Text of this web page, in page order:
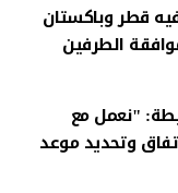
قطر وباكستان
الطرفين
"نعمل مع
وتحديد موعد